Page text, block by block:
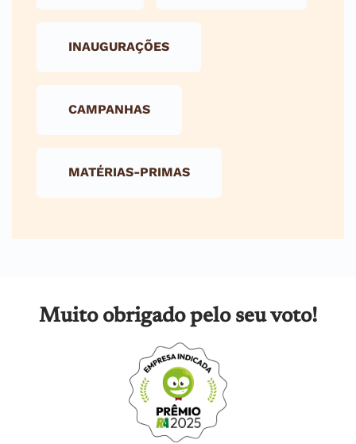
INAUGURAÇÕES
CAMPANHAS
MATÉRIAS-PRIMAS
Muito obrigado pelo seu voto!